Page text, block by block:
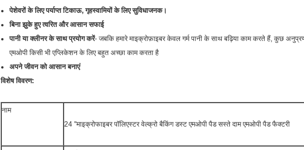
पेशेवरों के लिए पर्याप्त टिकाऊ, गृहस्वामियों के लिए सुविधाजनक।
बिना झुके हुए त्वरित और आसान सफाई
पानी या क्लीनर के साथ प्रयोग करें- जबकि हमारे माइक्रोफ़ाइबर केवल गर्म पानी के साथ बढ़िया काम करते हैं, कुछ
एमओपी किसी भी एप्लिकेशन के लिए बहुत अच्छा काम करता है
अपने जीवन को आसान बनाएं
विशेष विवरण:
नाम
24 ''माइक्रोफाइबर पॉलिएस्टर वेल्क्रो बैकिंग डस्ट एमओपी पैड सस्ते दाम एमओपी पैड फैक्टरी